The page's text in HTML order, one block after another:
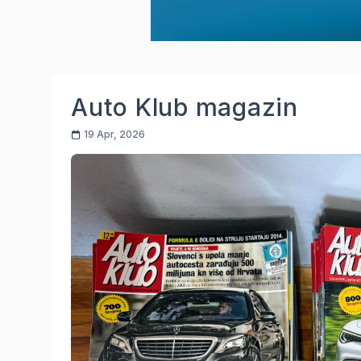
Auto Klub magazin
19 Apr, 2026